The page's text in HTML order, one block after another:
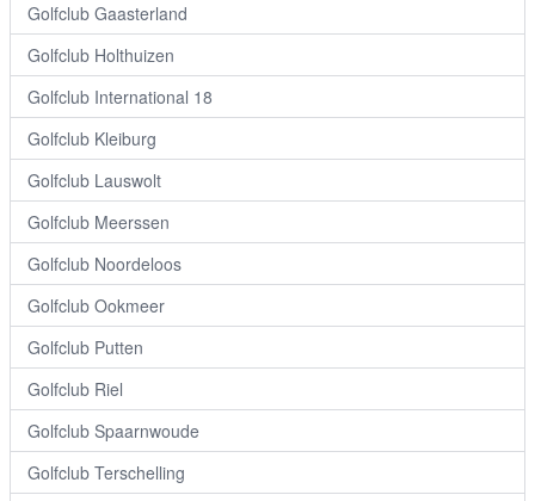
Golfclub Gaasterland
Golfclub Holthuizen
Golfclub International 18
Golfclub Kleiburg
Golfclub Lauswolt
Golfclub Meerssen
Golfclub Noordeloos
Golfclub Ookmeer
Golfclub Putten
Golfclub Riel
Golfclub Spaarnwoude
Golfclub Terschelling